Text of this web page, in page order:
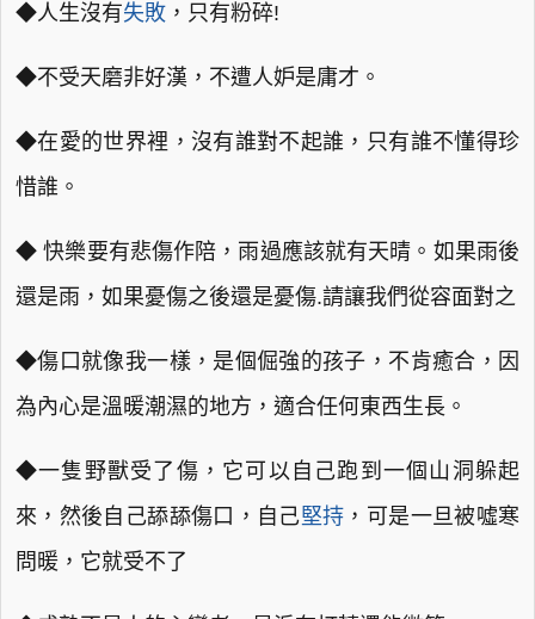
◆人生沒有失敗 ，只有粉碎!
◆不受天磨非好漢，不遭人妒是庸才。
◆在愛的世界裡，沒有誰對不起誰，只有誰不懂得珍
惜誰。
◆ 快樂要有悲傷作陪，雨過應該就有天晴。如果雨後
還是雨，如果憂傷之後還是憂傷.請讓我們從容面對之
◆傷口就像我一樣，是個倔強的孩子，不肯癒合，因
為內心是溫暖潮濕的地方，適合任何東西生長。
◆一隻野獸受了傷，它可以自己跑到一個山洞躲起
來，然後自己舔舔傷口，自己堅持 ，可是一旦被噓寒
問暖，它就受不了